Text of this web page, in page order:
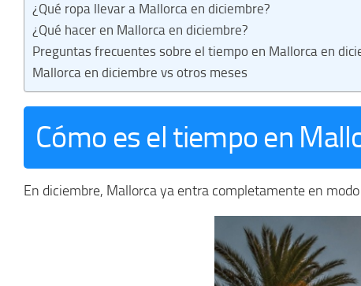
¿Qué ropa llevar a Mallorca en diciembre?
¿Qué hacer en Mallorca en diciembre?
Preguntas frecuentes sobre el tiempo en Mallorca en
Mallorca en diciembre vs otros meses
Cómo es el tiempo en
En diciembre, Mallorca ya entra completamente en